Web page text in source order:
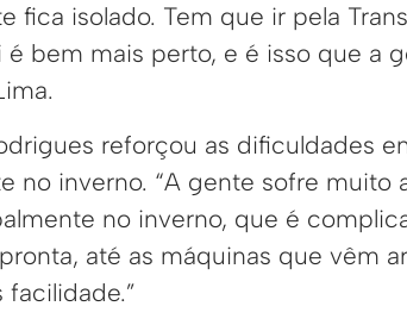
fica isolado. Tem que ir pela
bem mais perto, e é isso que a
reforçou as dificuldades
no inverno. “A gente sofre muito
no inverno, que é
até as máquinas que vêm